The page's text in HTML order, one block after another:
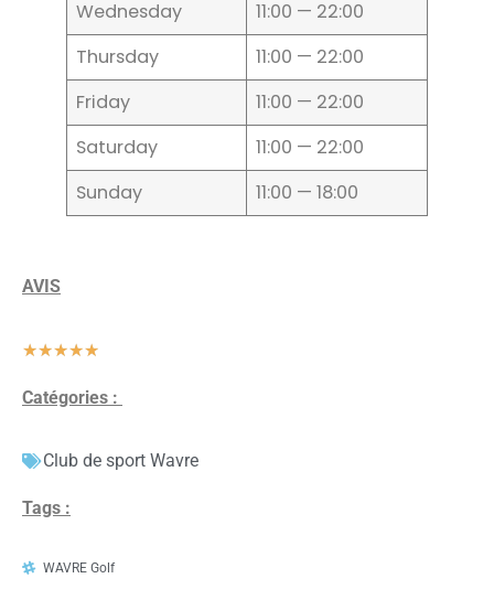
Wednesday
11:00 — 22:00
Thursday
11:00 — 22:00
Friday
11:00 — 22:00
Saturday
11:00 — 22:00
Sunday
11:00 — 18:00
AVIS
★★★★★
Catégories :
Club de sport Wavre
Tags :
WAVRE Golf